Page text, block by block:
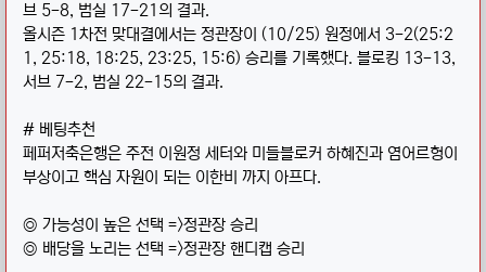
브 5-8, 범실 17-21의 결과.
올시즌 1차전 맞대결에서는 정관장이 (10/25) 원정에서 3-2(25:2
1, 25:18, 18:25, 23:25, 15:6) 승리를 기록했다. 블로킹 13-13,
서브 7-2, 범실 22-15의 결과.
# 베팅추천
페퍼저축은행은 주전 이원정 세터와 미들블로커 하혜진과 염어르헝이
부상이고 핵심 자원이 되는 이한비 까지 아프다.
◎ 가능성이 높은 선택 =>정관장 승리
◎ 배당을 노리는 선택 =>정관장 핸디캡 승리